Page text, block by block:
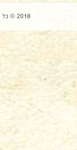
2018 © כל הזכויות שמורות ליוסי עופר "גולה ותקומה"